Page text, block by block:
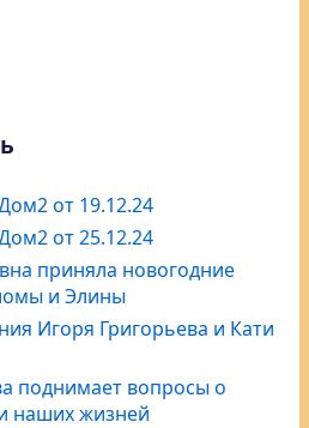
от 19.12.24
от 25.12.24
приняла новогодние
и Элины
Игоря Григорьева и Кати
поднимает вопросы о
наших жизней